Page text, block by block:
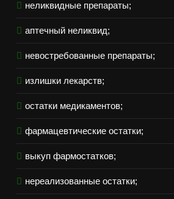
неликвидные препараты;
аптечный неликвид;
невостребованные препараты;
излишки лекарств;
остатки медикаментов;
фармацевтические остатки;
выкуп фармостатков;
нереализованные остатки;